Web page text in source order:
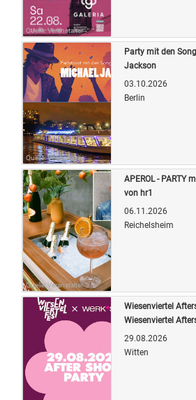
Quelle: Veranstalter
Quelle: Veranstalter
Party mit den
Jackson
03.10.2026
Berlin
Quelle: Veranstalter
APEROL - PARTY
von hr1
06.11.2026
Reichelsheim
Wiesenviertel
Wiesenviertel
29.08.2026
Witten